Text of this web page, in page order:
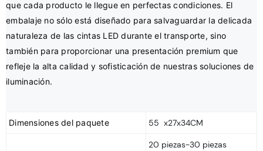
que cada producto le llegue en perfectas condiciones. El
embalaje no sólo está diseñado para salvaguardar la delicada
naturaleza de las cintas LED durante el transporte, sino
también para proporcionar una presentación premium que
refleje la alta calidad y sofisticación de nuestras soluciones de
Dimensiones del paquete 55 x27x34CM
20 piezas-30 piezas